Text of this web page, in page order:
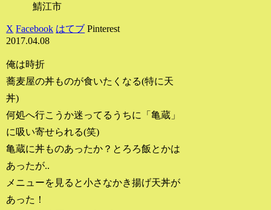
鯖江市
X Facebook はてブ Pinterest
2017.04.08
俺は時折
蕎麦屋の丼ものが食いたくなる(特に天
丼)
何処へ行こうか迷ってるうちに「亀蔵」
に吸い寄せられる(笑)
亀蔵に丼ものあったか？とろろ飯とかは
あったが..
メニューを見ると小さなかき揚げ天丼が
あった！